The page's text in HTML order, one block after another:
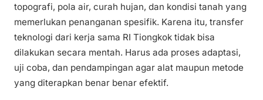
topografi, pola air, curah hujan, dan kondisi tanah yang
memerlukan penanganan spesifik. Karena itu, transfer
teknologi dari kerja sama RI Tiongkok tidak bisa
dilakukan secara mentah. Harus ada proses adaptasi,
uji coba, dan pendampingan agar alat maupun metode
yang diterapkan benar benar efektif.